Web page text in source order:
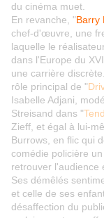
du cinéma muet.
En revanche, "Barry
chef-d'œuvre, une
laquelle le
dans l'Europe du
une carrière
rôle principal de "
Isabelle Adjani,
Streisand dans "
Zieff, et égal à lui-
Burrows, en flic qui
comédie policière
retrouver l'audience
Ses démêlés
et celle de ses
désaffection du